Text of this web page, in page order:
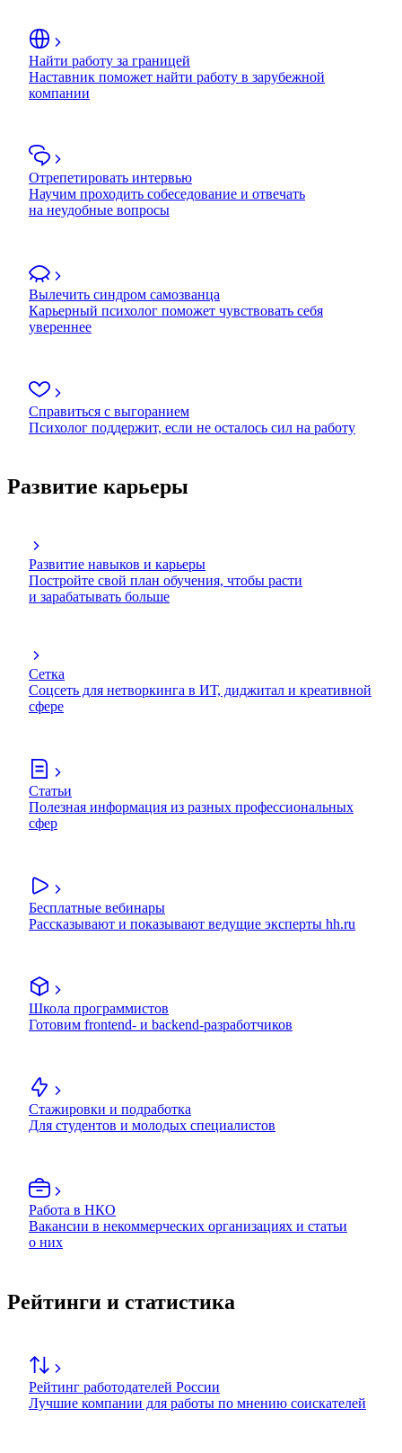
Найти работу за границей
Наставник поможет найти работу в зарубежной
компании
Отрепетировать интервью
Научим проходить собеседование и отвечать
на неудобные вопросы
Вылечить синдром самозванца
Карьерный психолог поможет чувствовать себя
увереннее
Справиться с выгоранием
Психолог поддержит, если не осталось сил на работу
Развитие карьеры
Развитие навыков и карьеры
Постройте свой план обучения, чтобы расти
и зарабатывать больше
Сетка
Соцсеть для нетворкинга в ИТ, диджитал и креативной
сфере
Статьи
Полезная информация из разных профессиональных
сфер
Бесплатные вебинары
Рассказывают и показывают ведущие эксперты hh.ru
Школа программистов
Готовим frontend- и backend-разработчиков
Стажировки и подработка
Для студентов и молодых специалистов
Работа в НКО
Вакансии в некоммерческих организациях и статьи
о них
Рейтинги и статистика
Рейтинг работодателей России
Лучшие компании для работы по мнению соискателей